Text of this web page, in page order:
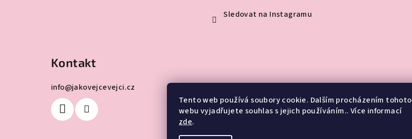
Tento web používá soubory cookie. Dalším procházením tohoto
webu vyjadřujete souhlas s jejich používáním.. Více informací
zde.
Sledovat na Instagramu
Kontakt
info@jakovejcevejci.cz